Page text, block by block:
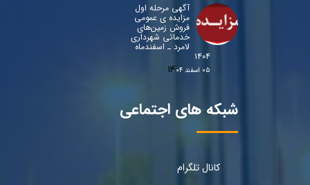
آگهی مرحله اول
مزایده ی عمومی
فروش زمین‌های
خدماتی شهرداری
لامرد ـ اسفندماه
۱۴۰۴
۰۵ اسفند ۰۴
شبکه های اجتماعی
کانال تلگرام